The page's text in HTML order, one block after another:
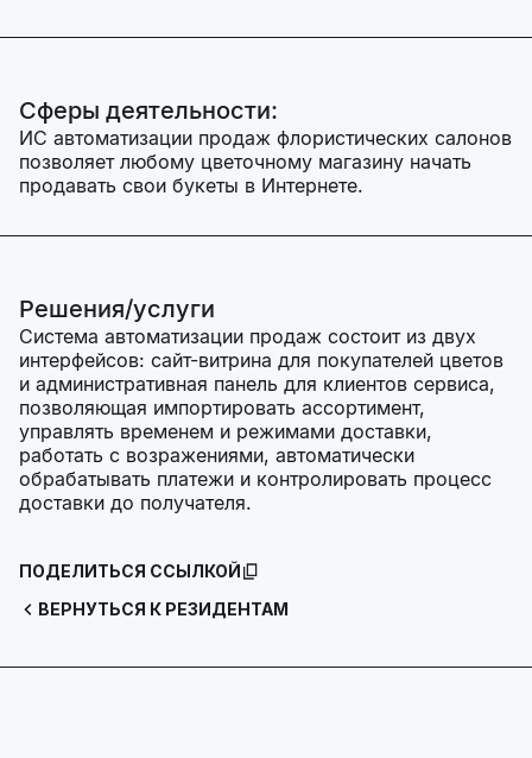
Сферы деятельности:
ИС автоматизации продаж флористических салонов
позволяет любому цветочному магазину начать
продавать свои букеты в Интернете.
Решения/услуги
Система автоматизации продаж состоит из двух
интерфейсов: сайт-витрина для покупателей цветов
и административная панель для клиентов сервиса,
позволяющая импортировать ассортимент,
управлять временем и режимами доставки,
работать с возражениями, автоматически
обрабатывать платежи и контролировать процесс
доставки до получателя.
ВЕРНУТЬСЯ К РЕЗИДЕНТАМ
ПОДЕЛИТЬСЯ ССЫЛКОЙ